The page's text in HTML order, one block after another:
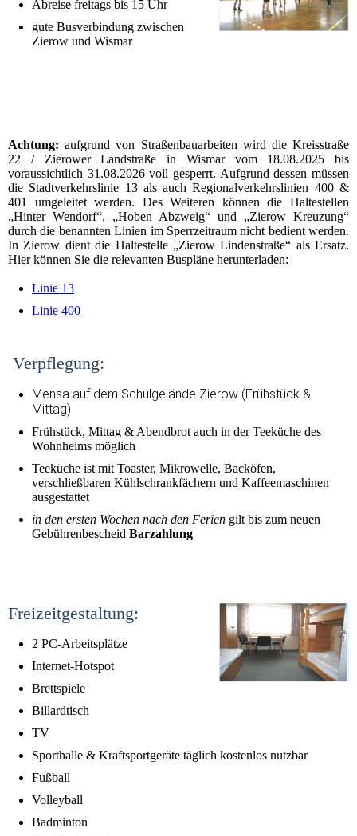
Abreise freitags bis 15 Uhr
gute Busverbindung zwischen
Zierow und Wismar
Achtung: aufgrund von Straßenbauarbeiten wird die Kreisstraße
22 / Zierower Landstraße in Wismar vom 18.08.2025 bis
voraussichtlich 31.08.2026 voll gesperrt. Aufgrund dessen müssen
die Stadtverkehrslinie 13 als auch Regionalverkehrslinien 400 &
401 umgeleitet werden. Des Weiteren können die Haltestellen
„Hinter Wendorf“, „Hoben Abzweig“ und „Zierow Kreuzung“
durch die benannten Linien im Sperrzeitraum nicht bedient werden.
In Zierow dient die Haltestelle „Zierow Lindenstraße“ als Ersatz.
Hier können Sie die relevanten Buspläne herunterladen:
Linie 13
Linie 400
Verpflegung:
Mensa auf dem Schulgelände Zierow (Frühstück &
Mittag)
Frühstück, Mittag & Abendbrot auch in der Teeküche des
Wohnheims möglich
Teeküche ist mit Toaster, Mikrowelle, Backöfen,
verschließbaren Kühlschrankfächern und Kaffeemaschinen
ausgestattet
in den ersten Wochen nach den Ferien gilt bis zum neuen
Gebührenbescheid Barzahlung
Freizeitgestaltung:
2 PC-Arbeitsplätze
Internet-Hotspot
Brettspiele
Billardtisch
TV
Sporthalle & Kraftsportgeräte täglich kostenlos nutzbar
Fußball
Volleyball
Badminton